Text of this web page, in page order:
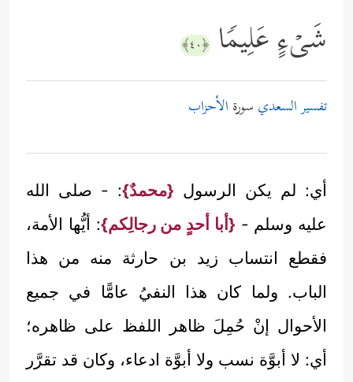
شَیۡءٍ عَلِیمࣰا ﴿٤٠﴾
تفسير السعدي سورة الأحزاب
أي: لم يكن الرسول {محمدٌ}: - صلى الله
عليه وسلم - {أبا أحدٍ من رجالِكم}: أيُّها الأمة،
فقطع انتساب زيد بن حارثة منه من هذا
الباب. ولما كان هذا النفيُ عامًّا في جميع
الأحوال إنْ حُمِلَ ظاهر اللفظ على ظاهره؛
أي: لا أبوَّة نسب ولا أبوَّة ادعاء، وكان قد تقرَّر